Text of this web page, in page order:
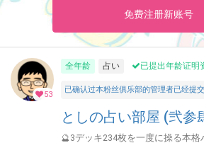
免费注册新账号
53
全年龄 占い 已提出年龄证明
已确认过本粉丝俱乐部的管理者已经
としの占い部屋 (弐参
🔮3デッキ234枚を一度に操る本格